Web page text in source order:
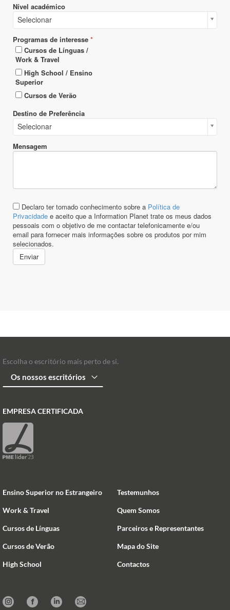
Escolha o escritório mais perto de si.
EMPRESA CERTIFICADA
Ensino Superior no Estrangeiro
Work & Travel
Cursos de Línguas
Cursos de Verão
High School
Testemunhos
Quem Somos
Parceiros e Representantes
Mapa do Site
Contactos
InstagramFacebookLinkedinMail